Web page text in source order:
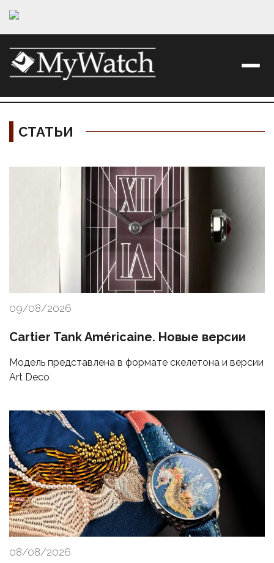
СТАТЬИ
Материалы
09/08/2026
Cartier Tank Américaine. Новые версии
Модель представлена в формате скелетона и версии
Art Deco
08/08/2026